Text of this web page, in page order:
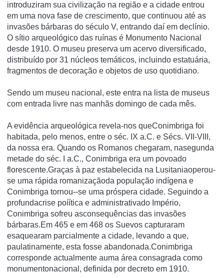
introduziram sua civilização na região e a cidade entrou
em uma nova fase de crescimento, que continuou até as
invasões bárbaras do século V, entrando daí­ em declí­nio.
O sí­tio arqueológico das ruí­nas é Monumento Nacional
desde 1910. O museu preserva um acervo diversificado,
distribuí­do por 31 núcleos temáticos, incluindo estatuária,
fragmentos de decoração e objetos de uso quotidiano.
Sendo um museu nacional, este entra na lista de museus
com entrada livre nas manhãs domingo de cada mês.
A evidência arqueológica revela-nos queConimbriga foi
habitada, pelo menos, entre o séc. IX a.C. e Sécs. VII-VIII,
da nossa era. Quando os Romanos chegaram, nasegunda
metade do séc. I a.C., Conimbriga era um povoado
florescente.Graças à paz estabelecida na Lusitaniaoperou-
se uma rápida romanizaçãoda população indígena e
Conimbriga tornou--se uma próspera cidade. Seguindo a
profundacrise poíítica e administrativado Império,
Conimbriga sofreu asconsequências das invasões
bárbaras.Em 465 e em 468 os Suevos capturaram
esaquearam parcialmente a cidade, levando a que,
paulatinamente, esta fosse abandonada.Conimbriga
corresponde actualmente auma área consagrada como
monumentonacional, definida por decreto em 1910.